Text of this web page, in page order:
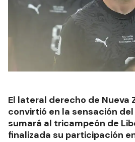
El lateral derecho de Nueva
convirtió en la sensación
sumará al tricampeón de
finalizada su participación